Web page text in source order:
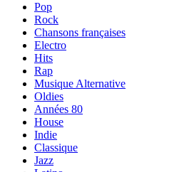
Pop
Rock
Chansons françaises
Electro
Hits
Rap
Musique Alternative
Oldies
Années 80
House
Indie
Classique
Jazz